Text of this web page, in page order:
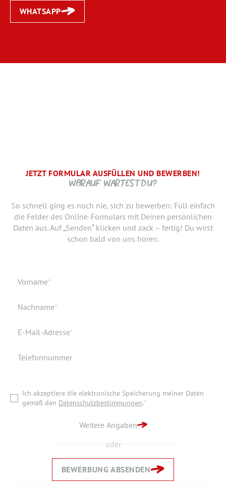
WHATSAPP
JETZT FORMULAR AUSFÜLLEN UND BEWERBEN!
WORAUF WARTEST DU?
So schnell ging es noch nie, sich zu bewerben: Füll einfach
die Felder des Online-Formulars mit Deinen persönlichen
Daten aus. Auf „Senden“ klicken und zack – fertig! Du wirst
schon bald von uns hören.
Pflichtfeld
Vorname*
Pflichtfeld
Nachname*
Pflichtfeld
E-Mail-Adresse*
Telefonnummer
Ich akzeptiere die elektronische Speicherung meiner Daten
gemäß den Datenschutzbestimmungen.*
Weitere Angaben
oder
BEWERBUNG ABSENDEN
BRAUCHEN WIR NOCH ...
SCHRITT.
bist, den neuen Job anzutreten. Du möchtest Deiner
Bewerbung doch noch einen Lebenslauf oder ein anderes
Dokument hinzufügen? Hier kannst Du es hochladen.
Verfügbar ab
Dokumente
Ich akzeptiere die elektronische Speicherung meiner Daten
DANKE, WIR FREUEN UNS AUF DICH UND MELDEN UNS
ZURÜCK ZUR STARTSEITE